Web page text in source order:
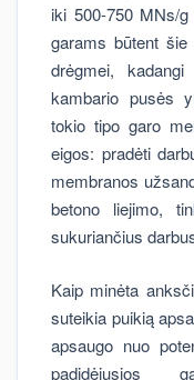
iki 500-750 MNs/
garams būtent
drėgmei,
kambario pusės
tokio tipo garo
eigos: pradėti
membranos
betono liejimo,
sukuriančius
Kaip minėta
suteikia puikią
apsaugo nuo
padidėjusios